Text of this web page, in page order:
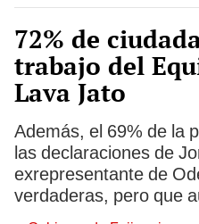
72% de
trabajo del
Lava Jato
Además, el 69% de la
las declaraciones de
exrepresentante de
verdaderas, pero que